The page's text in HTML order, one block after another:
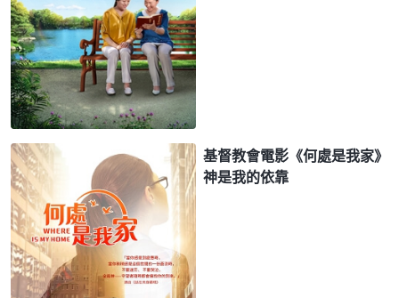
基督教會電影《何處是我家》
神是我的依靠